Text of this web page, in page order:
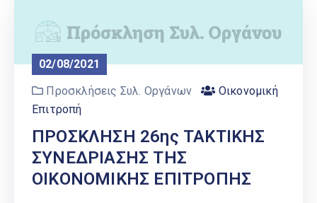
02/08/2021
Προσκλήσεις Συλ. Οργάνων
Οικονομική
Επιτροπή
ΠΡΟΣΚΛΗΣΗ 26ης ΤΑΚΤΙΚΗΣ
ΣΥΝΕΔΡΙΑΣΗΣ ΤΗΣ
ΟΙΚΟΝΟΜΙΚΗΣ ΕΠΙΤΡΟΠΗΣ